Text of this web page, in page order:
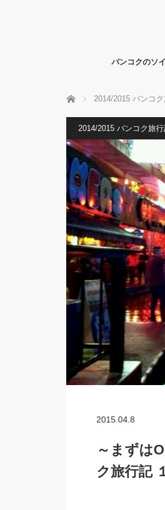
バンコクのソ
ホーム 2014/2015 バンコ
2014/2015 バンコク旅行
2015.04.8
～まずは
ク旅行記